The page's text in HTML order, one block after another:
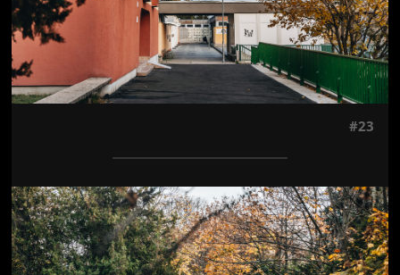
#23
Jön még kép!